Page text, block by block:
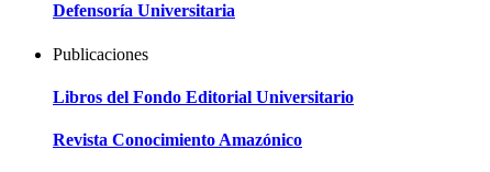
Defensoría Universitaria
Publicaciones
Libros del Fondo Editorial Universitario
Revista Conocimiento Amazónico